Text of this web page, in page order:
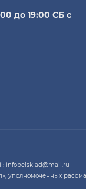
до 19:00 СБ с
infobelsklad@mail.ru
уполномоченных